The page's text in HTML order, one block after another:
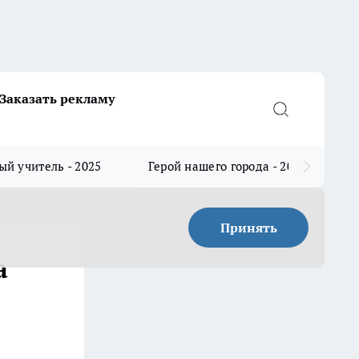
Заказать рекламу
учитель - 2025 Герой нашего города - 2025
Принять